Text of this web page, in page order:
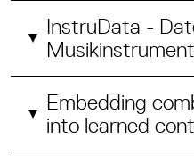
InstruData -
Embedding
into learned